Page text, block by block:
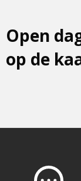
Open
op de